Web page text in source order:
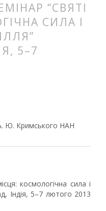
“СВЯТІ
СИЛА І
5–7
А. Ю. Кримського НАН
космологічна сила і
Індія, 5–7 лютого 2013